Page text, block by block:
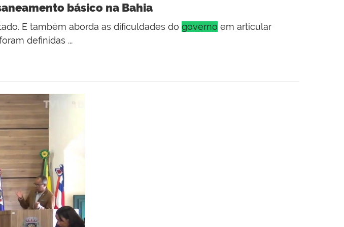
básico na Bahia
E também aborda as dificuldades do governo em articular
definidas ...